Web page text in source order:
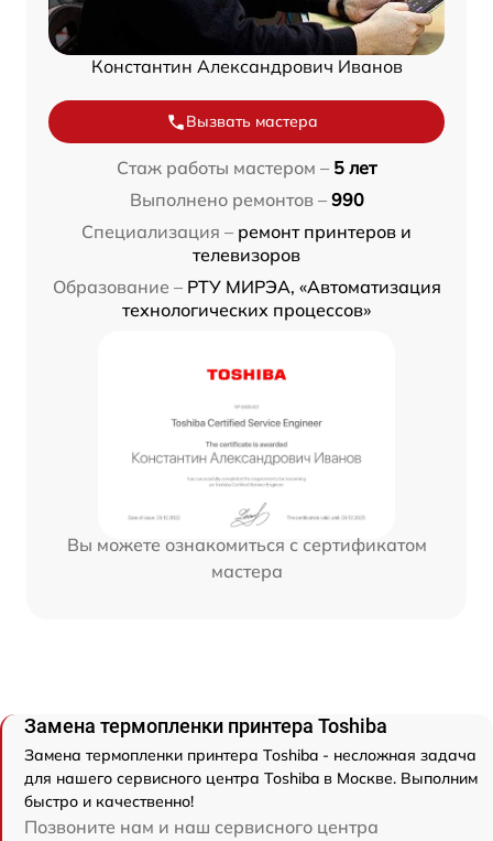
Константин Александрович Иванов
Вызвать мастера
Стаж работы мастером – 5 лет
Выполнено ремонтов – 990
Специализация – ремонт принтеров и
телевизоров
Образование – РТУ МИРЭА, «Автоматизация
технологических процессов»
Вы можете ознакомиться с сертификатом
мастера
Замена термопленки принтера Toshiba
Замена термопленки принтера Toshiba - несложная задача
для нашего сервисного центра Toshiba в Москве. Выполним
быстро и качественно!
Позвоните нам и наш сервисного центра